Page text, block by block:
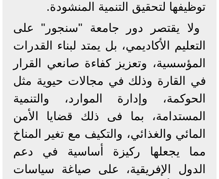
توظيفها لتحقيق التنمية المنشودة.
ولا يقتصر دور جامعة "سنجور" على
التعليم الأكاديمي، بل يمتد لبناء القدرات
المؤسسية، وتعزيز كفاءة صانعي القرار
في القارة وذلك في مجالات حيوية مثل
الحوكمة، وإدارة الموارد، والتنمية
المستدامة، بما فى ذلك قضايا الأمن
المائي والغذائي، والتكيف مع تغير المناخ
مما يجعلها ركيزة أساسية في دعم
الدول الإفريقية، على صياغة سياسات